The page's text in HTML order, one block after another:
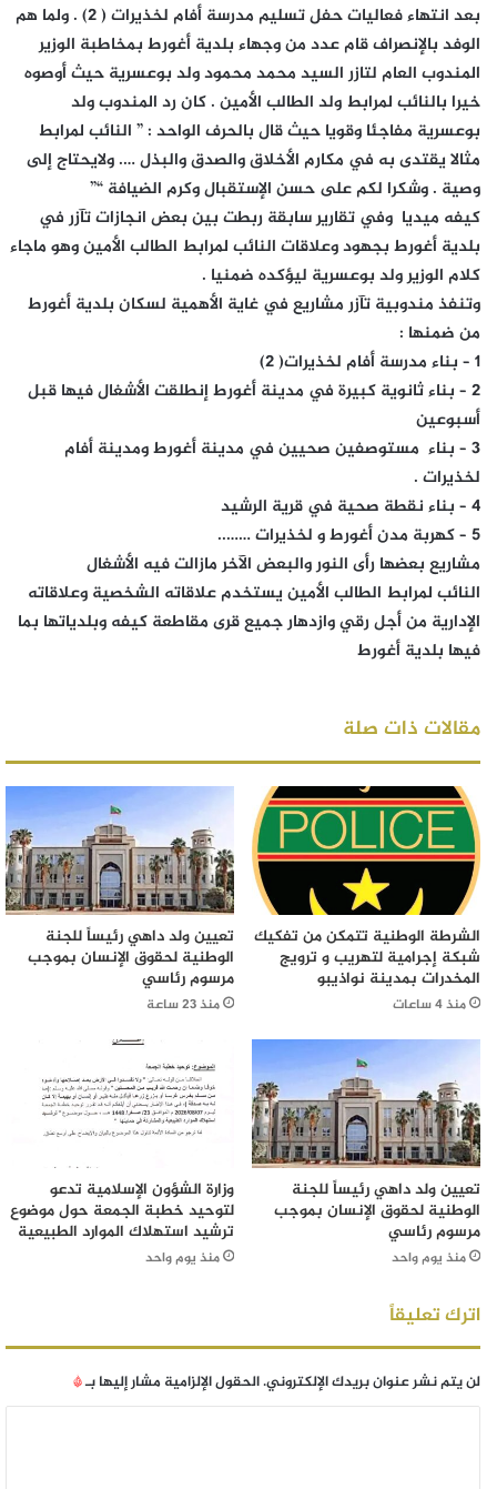
بعد انتهاء فعاليات حفل تسليم مدرسة أفام لخذيرات ( 2) . ولما هم
الوفد بالإنصراف قام عدد من وجهاء بلدية أغورط بمخاطبة الوزير
المندوب العام لتازر السيد محمد محمود ولد بوعسرية حيث أوصوه
خيرا بالنائب لمرابط ولد الطالب الأمين . كان رد المندوب ولد
بوعسرية مفاجئا وقويا حيث قال بالحرف الواحد : ” النائب لمرابط
مثالا يقتدى به في مكارم الأخلاق والصدق والبذل …. ولايحتاج إلى
وصية . وشكرا لكم على حسن الإستقبال وكرم الضيافة “”
كيفه ميديا وفي تقارير سابقة ربطت بين بعض انجازات تآزر في
بلدية أغورط بجهود وعلاقات النائب لمرابط الطالب الأمين وهو ماجاء
كلام الوزير ولد بوعسرية ليؤكده ضمنيا .
وتنفذ مندوبية تآزر مشاريع في غاية الأهمية لسكان بلدية أغورط
من ضمنها :
1 – بناء مدرسة أفام لخذيرات( 2)
2 – بناء ثانوية كبيرة في مدينة أغورط إنطلقت الأشغال فيها قبل
أسبوعين
3 – بناء مستوصفين صحيين في مدينة أغورط ومدينة أفام
لخذيرات .
4 – بناء نقطة صحية في قرية الرشيد
5 – كهربة مدن أغورط و لخذيرات ……..
مشاريع بعضها رأى النور والبعض الآخر مازالت فيه الأشغال
النائب لمرابط الطالب الأمين يستخدم علاقاته الشخصية وعلاقاته
الإدارية من أجل رقي وازدهار جميع قرى مقاطعة كيفه وبلدياتها بما
فيها بلدية أغورط
مقالات ذات صلة
الشرطة الوطنية تتمكن من تفكيك
شبكة إجرامية لتهريب و ترويج
المخدرات بمدينة نواذيبو
منذ 4 ساعات
تعيين ولد داهي رئيساً للجنة
الوطنية لحقوق الإنسان بموجب
مرسوم رئاسي
منذ 23 ساعة
تعيين ولد داهي رئيساً للجنة
الوطنية لحقوق الإنسان بموجب
مرسوم رئاسي
منذ يوم واحد
وزارة الشؤون الإسلامية تدعو
لتوحيد خطبة الجمعة حول موضوع
ترشيد استهلاك الموارد الطبيعية
منذ يوم واحد
اترك تعليقاً
لن يتم نشر عنوان بريدك الإلكتروني.الحقول الإلزامية مشار إليها بـ*